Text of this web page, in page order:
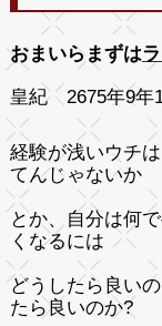
おまいらまずは
皇紀 2675年9年
経験が浅いウチ
てんじゃないか
とか、自分は何
くなるには
どうしたら良い
たら良いのか?